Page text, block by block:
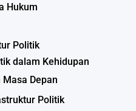
Hukum
Politik
dalam Kehidupan
Depan
Politik